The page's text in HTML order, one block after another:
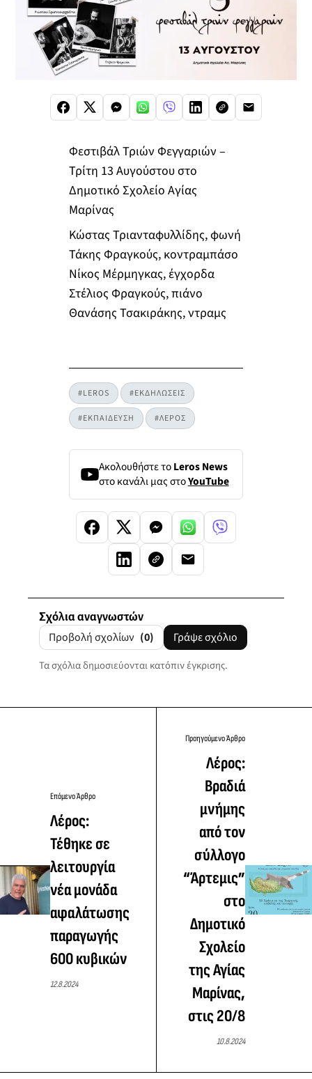
Φεστιβάλ Τριών Φεγγαριών –
Τρίτη 13 Αυγούστου στο
Δημοτικό Σχολείο Αγίας
Μαρίνας
Κώστας Τριανταφυλλίδης, φωνή
Τάκης Φραγκούς, κοντραμπάσο
Νίκος Μέρμηγκας, έγχορδα
Στέλιος Φραγκούς, πιάνο
Θανάσης Τσακιράκης, ντραμς
#LEROS #ΕΚΔΗΛΩΣΕΙΣ
#ΕΚΠΑΙΔΕΥΣΗ #ΛΕΡΟΣ
Ακολουθήστε τοLeros News
στο κανάλι μας στοYouTube
Σχόλια αναγνωστών
Προβολή σχολίων (0) Γράψε σχόλιο
Τα σχόλια δημοσιεύονται κατόπιν έγκρισης.
Επόμενο Άρθρο
Λέρος:
Τέθηκε σε
λειτουργία
νέα μονάδα
αφαλάτωσης
παραγωγής
600 κυβικών
12.8.2024
Προηγούμενο Άρθρο
Λέρος:
Βραδιά
μνήμης
από τον
σύλλογο
“Άρτεμις”
στο
Δημοτικό
Σχολείο
της Αγίας
Μαρίνας,
στις 20/8
10.8.2024